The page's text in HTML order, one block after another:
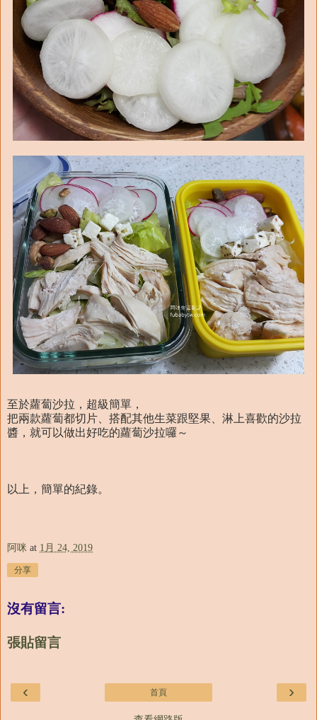
至於蘿蔔沙拉，超級簡單，
把兩款蘿蔔都切片、搭配其他生菜跟堅果、淋上喜歡的沙拉
醬，就可以做出好吃的蘿蔔沙拉囉～
以上，簡單的紀錄。
阿咪 at 1月 24, 2019
分享
沒有留言:
張貼留言
‹ ›
首頁